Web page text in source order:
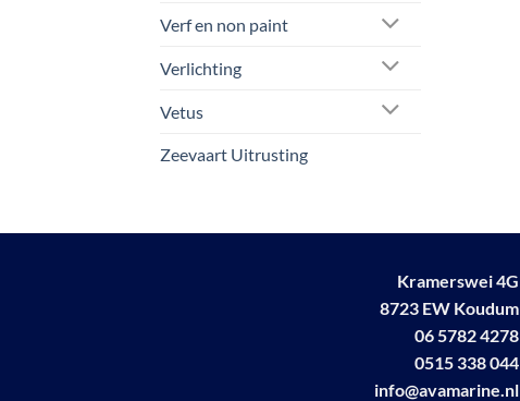
Verf en non paint
Verlichting
Vetus
Zeevaart Uitrusting
Kramerswei 4G
8723 EW Koudum
06 5782 4278
0515 338 044
info@avamarine.nl